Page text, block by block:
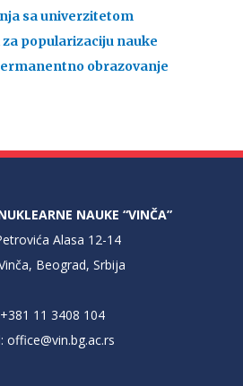
sa univerzitetom
popularizaciju nauke
obrazovanje
NAUKE “VINČA”
Alasa 12-14
Beograd, Srbija
11 3408 104
office@vin.bg.ac.rs